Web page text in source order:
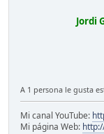
Jordi
A 1 persona le gusta
Mi canal YouTube:
Mi página Web: